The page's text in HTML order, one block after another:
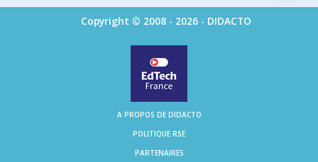
Copyright © 2008 - 2026 - DIDACTO
A PROPOS DE DIDACTO
POLITIQUE RSE
PARTENAIRES